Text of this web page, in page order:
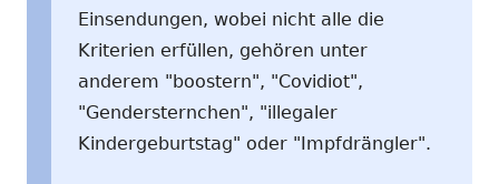
Einsendungen, wobei nicht alle die
Kriterien erfüllen, gehören unter
anderem "boostern", "Covidiot",
"Gendersternchen", "illegaler
Kindergeburtstag" oder "Impfdrängler".